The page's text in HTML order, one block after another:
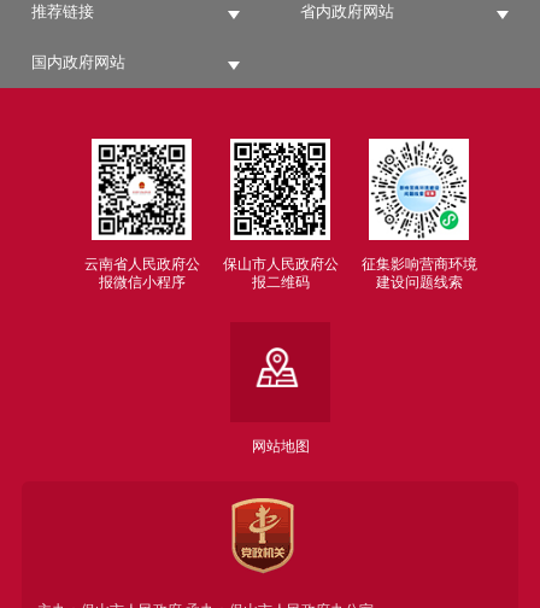
推荐链接 省内政府网站
国内政府网站
云南省人民政府公
报微信小程序
保山市人民政府公
报二维码
征集影响营商环境
建设问题线索
网站地图